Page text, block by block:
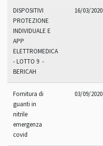
DISPOSITIVI
PROTEZIONE
INDIVIDUALE E
APP
ELETTROMEDICALI
- LOTTO 9 -
BERICAH
16/03/2020
Fornitura di
guanti in
nitrile
emergenza
covid
03/09/2020